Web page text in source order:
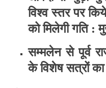
विश्व स्तर पर
को मिलेगी गति :
सम्मलेन से पूर्व
के विशेष सत्रों